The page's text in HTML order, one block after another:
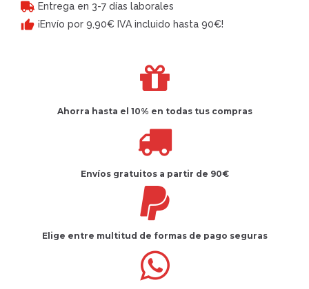
Entrega en 3-7 días laborales
¡Envío por 9,90€ IVA incluido hasta 90€!
Ahorra hasta el 10% en todas tus compras
Envíos gratuitos a partir de 90€
Elige entre multitud de formas de pago seguras